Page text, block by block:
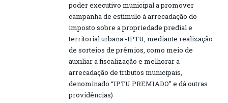
poder executivo municipal a promover
campanha de estímulo à arrecadação do
imposto sobre a propriedade predial e
territorial urbana -IPTU, mediante realização
de sorteios de prêmios, como meio de
auxiliar a fiscalização e melhorar a
arrecadação de tributos municipais,
denominado “IPTU PREMIADO” e dá outras
providências)